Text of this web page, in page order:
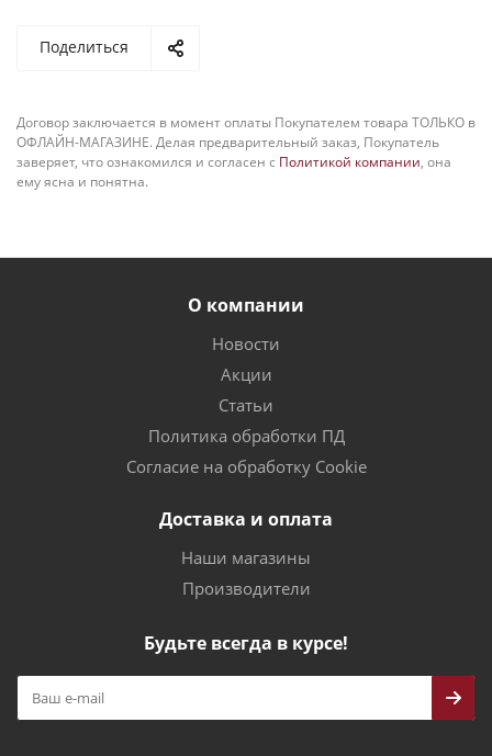
Поделиться
Договор заключается в момент оплаты Покупателем товара ТОЛЬКО в
ОФЛАЙН-МАГАЗИНЕ. Делая предварительный заказ, Покупатель
заверяет, что ознакомился и согласен с Политикой компании, она
ему ясна и понятна.
О компании
Новости
Акции
Статьи
Политика обработки ПД
Согласие на обработку Cookie
Доставка и оплата
Наши магазины
Производители
Будьте всегда в курсе!